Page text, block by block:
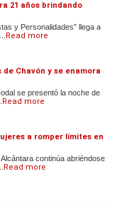
21 años brindando
y Personalidades” llega a
Read more
Chavón y se enamora
se presentó la noche de
Read more
a romper límites en
continúa abriéndose
Read more